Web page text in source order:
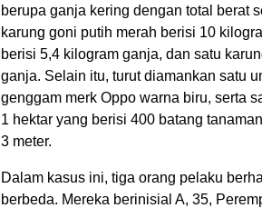
berupa ganja kering dengan total berat
karung goni putih merah berisi 10
berisi 5,4 kilogram ganja, dan satu
ganja. Selain itu, turut diamankan satu
genggam merk Oppo warna biru, serta
1 hektar yang berisi 400 batang
3 meter.
Dalam kasus ini, tiga orang pelaku
berbeda. Mereka berinisial A, 35,